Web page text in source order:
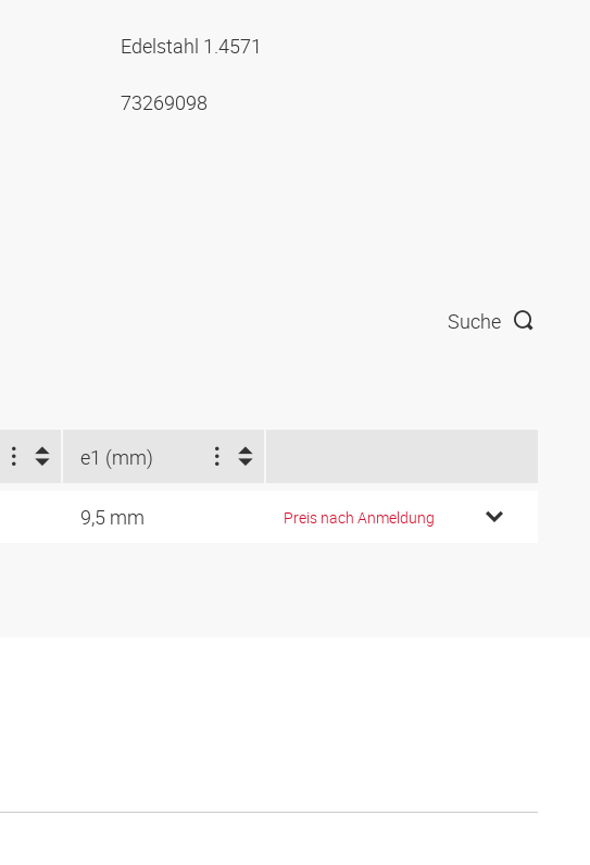
Edelstahl 1.4571
73269098
Suche
e1 (mm)
9,5 mm Preis nach Anmeldung